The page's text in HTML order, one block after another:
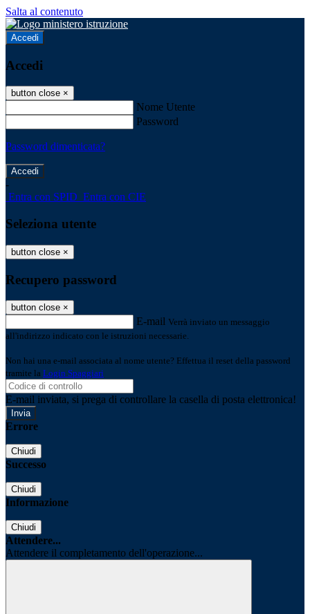
Salta al contenuto
Accedi
Accedi
button close ×
Nome Utente
Password
Password dimenticata?
-
Entra con SPID Entra con CIE
Seleziona utente
button close ×
Recupero password
button close ×
E-mail Verrà inviato un messaggio
all'indirizzo indicato con le istruzioni necessarie.
Non hai una e-mail associata al nome utente? Effettua il reset della password
tramite la Login Spaggiari
E-mail inviata, si prega di controllare la casella di posta elettronica!
Errore
Chiudi
Successo
Chiudi
Informazione
Chiudi
Attendere...
Attendere il completamento dell'operazione...